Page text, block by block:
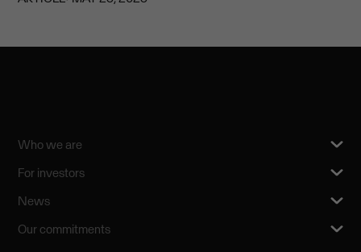
Who we are
For investors
News
Our commitments